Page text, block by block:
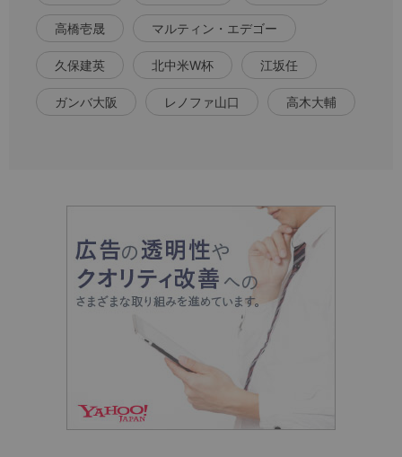
高橋壱晟 マルティン・エデゴー
久保建英 北中米W杯 江坂任
ガンバ大阪 レノファ山口 高木大輔